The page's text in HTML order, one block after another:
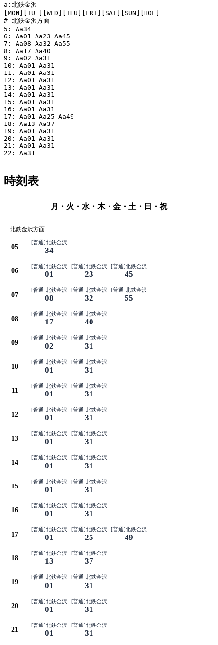
a:北鉄金沢
[MON][TUE][WED][THU][FRI][SAT][SUN][HOL]
# 北鉄金沢方面
5: Aa34
6: Aa01 Aa23 Aa45
7: Aa08 Aa32 Aa55
8: Aa17 Aa40
9: Aa02 Aa31
10: Aa01 Aa31
11: Aa01 Aa31
12: Aa01 Aa31
13: Aa01 Aa31
14: Aa01 Aa31
15: Aa01 Aa31
16: Aa01 Aa31
17: Aa01 Aa25 Aa49
18: Aa13 Aa37
19: Aa01 Aa31
20: Aa01 Aa31
21: Aa01 Aa31
22: Aa31
時刻表
月・火・水・木・金・土・日・祝
北鉄金沢方面
05
[普通]北鉄金沢
34
06
[普通]北鉄金沢
01
[普通]北鉄金沢
23
[普通]北鉄金沢
45
07
[普通]北鉄金沢
08
[普通]北鉄金沢
32
[普通]北鉄金沢
55
08
[普通]北鉄金沢
17
[普通]北鉄金沢
40
09
[普通]北鉄金沢
02
[普通]北鉄金沢
31
10
[普通]北鉄金沢
01
[普通]北鉄金沢
31
11
[普通]北鉄金沢
01
[普通]北鉄金沢
31
12
[普通]北鉄金沢
01
[普通]北鉄金沢
31
13
[普通]北鉄金沢
01
[普通]北鉄金沢
31
14
[普通]北鉄金沢
01
[普通]北鉄金沢
31
15
[普通]北鉄金沢
01
[普通]北鉄金沢
31
16
[普通]北鉄金沢
01
[普通]北鉄金沢
31
17
[普通]北鉄金沢
01
[普通]北鉄金沢
25
[普通]北鉄金沢
49
18
[普通]北鉄金沢
13
[普通]北鉄金沢
37
19
[普通]北鉄金沢
01
[普通]北鉄金沢
31
20
[普通]北鉄金沢
01
[普通]北鉄金沢
31
21
[普通]北鉄金沢
01
[普通]北鉄金沢
31